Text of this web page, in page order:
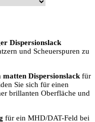
Dispersionslack
und Scheuerspuren zu
matten Dispersionslack für
Sie sich für einen
brillanten Oberfläche und
für ein MHD/DAT-Feld bei